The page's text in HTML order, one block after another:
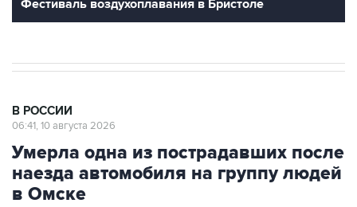
Фестиваль воздухоплавания в Бристоле
В РОССИИ
06:41, 10 августа 2026
Умерла одна из пострадавших после
наезда автомобиля на группу людей
в Омске